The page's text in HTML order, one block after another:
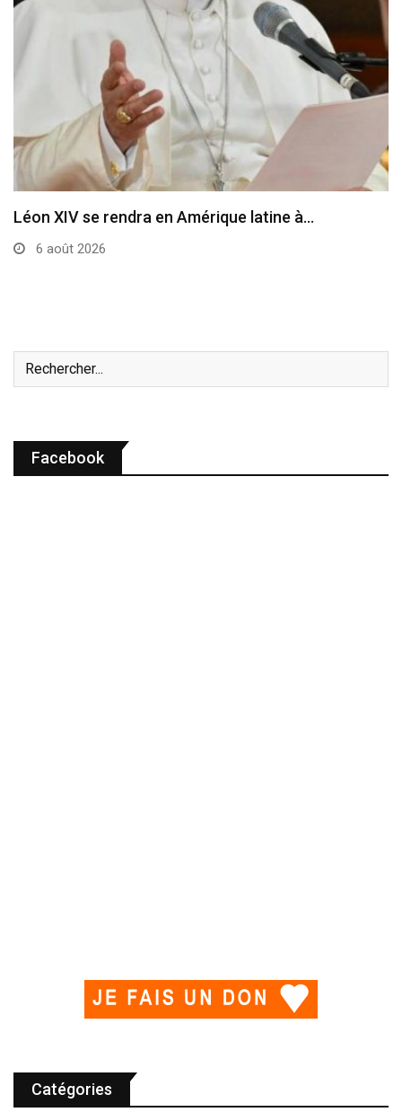
Le cardinal Parolin au Guatemala
6 août 2026
Facebook
Catégories